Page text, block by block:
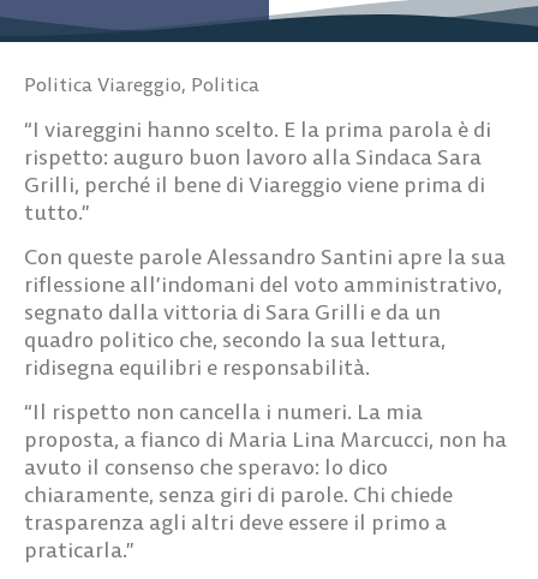
Politica Viareggio, Politica
“I viareggini hanno scelto. E la prima parola è di
rispetto: auguro buon lavoro alla Sindaca Sara
Grilli, perché il bene di Viareggio viene prima di
tutto.”
Con queste parole Alessandro Santini apre la sua
riflessione all’indomani del voto amministrativo,
segnato dalla vittoria di Sara Grilli e da un
quadro politico che, secondo la sua lettura,
ridisegna equilibri e responsabilità.
“Il rispetto non cancella i numeri. La mia
proposta, a fianco di Maria Lina Marcucci, non ha
avuto il consenso che speravo: lo dico
chiaramente, senza giri di parole. Chi chiede
trasparenza agli altri deve essere il primo a
praticarla.”